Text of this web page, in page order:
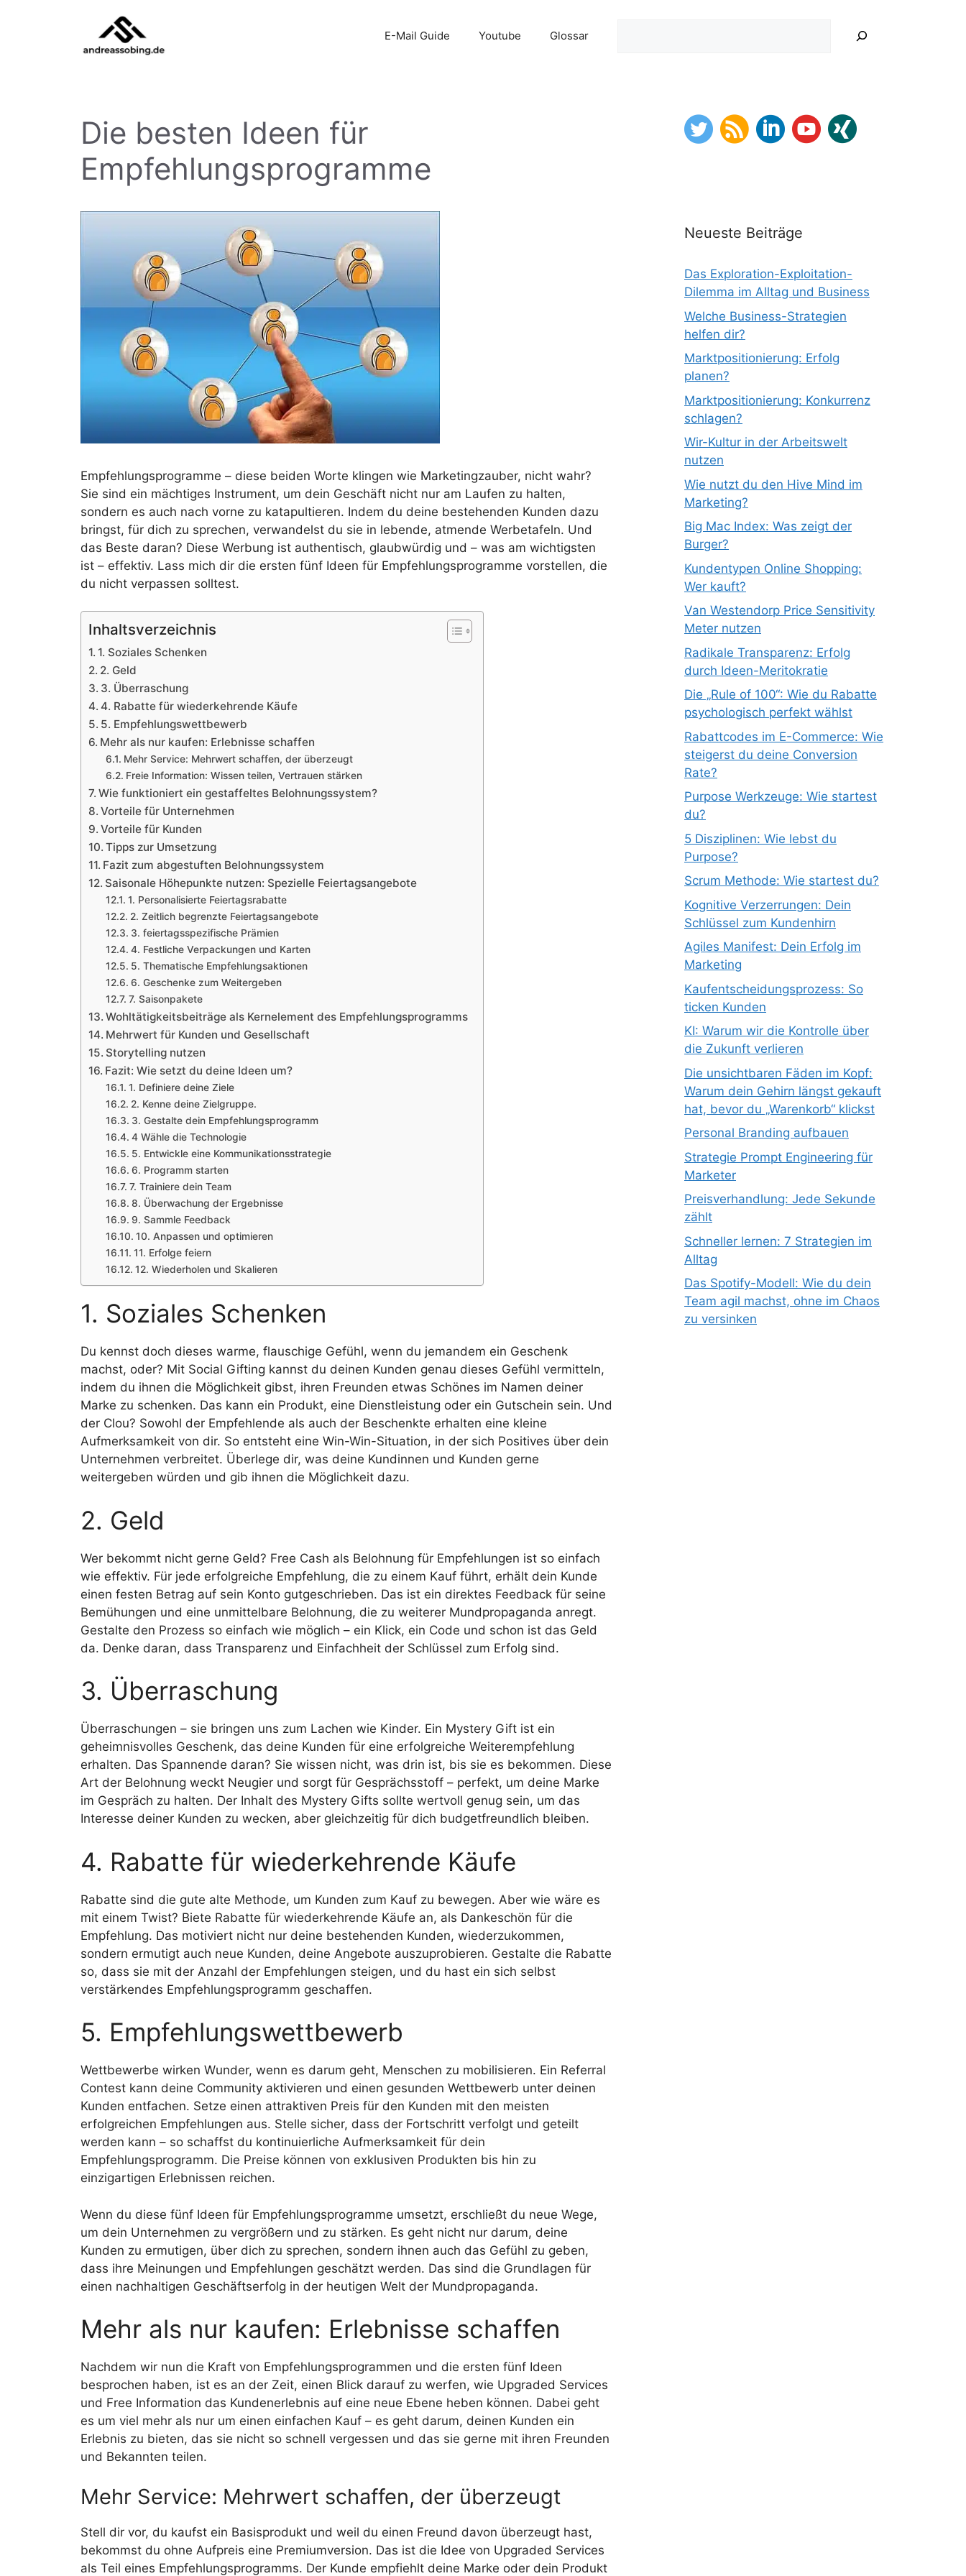
E-Mail Guide Youtube Glossar
Die besten Ideen für
Empfehlungsprogramme
Empfehlungsprogramme – diese beiden Worte klingen wie Marketingzauber, nicht wahr?
Sie sind ein mächtiges Instrument, um dein Geschäft nicht nur am Laufen zu halten,
sondern es auch nach vorne zu katapultieren. Indem du deine bestehenden Kunden dazu
bringst, für dich zu sprechen, verwandelst du sie in lebende, atmende Werbetafeln. Und
das Beste daran? Diese Werbung ist authentisch, glaubwürdig und – was am wichtigsten
ist – effektiv. Lass mich dir die ersten fünf Ideen für Empfehlungsprogramme vorstellen, die
du nicht verpassen solltest.
Inhaltsverzeichnis
1. Soziales Schenken
2. Geld
3. Überraschung
4. Rabatte für wiederkehrende Käufe
5. Empfehlungswettbewerb
Mehr als nur kaufen: Erlebnisse schaffen
Mehr Service: Mehrwert schaffen, der überzeugt
Freie Information: Wissen teilen, Vertrauen stärken
Wie funktioniert ein gestaffeltes Belohnungssystem?
Vorteile für Unternehmen
Vorteile für Kunden
Tipps zur Umsetzung
Fazit zum abgestuften Belohnungssystem
Saisonale Höhepunkte nutzen: Spezielle Feiertagsangebote
1. Personalisierte Feiertagsrabatte
2. Zeitlich begrenzte Feiertagsangebote
3. feiertagsspezifische Prämien
4. Festliche Verpackungen und Karten
5. Thematische Empfehlungsaktionen
6. Geschenke zum Weitergeben
7. Saisonpakete
Wohltätigkeitsbeiträge als Kernelement des Empfehlungsprogramms
Mehrwert für Kunden und Gesellschaft
Storytelling nutzen
Fazit: Wie setzt du deine Ideen um?
1. Definiere deine Ziele
2. Kenne deine Zielgruppe.
3. Gestalte dein Empfehlungsprogramm
4 Wähle die Technologie
5. Entwickle eine Kommunikationsstrategie
6. Programm starten
7. Trainiere dein Team
8. Überwachung der Ergebnisse
9. Sammle Feedback
10. Anpassen und optimieren
11. Erfolge feiern
12. Wiederholen und Skalieren
1. Soziales Schenken
Du kennst doch dieses warme, flauschige Gefühl, wenn du jemandem ein Geschenk
machst, oder? Mit Social Gifting kannst du deinen Kunden genau dieses Gefühl vermitteln,
indem du ihnen die Möglichkeit gibst, ihren Freunden etwas Schönes im Namen deiner
Marke zu schenken. Das kann ein Produkt, eine Dienstleistung oder ein Gutschein sein. Und
der Clou? Sowohl der Empfehlende als auch der Beschenkte erhalten eine kleine
Aufmerksamkeit von dir. So entsteht eine Win-Win-Situation, in der sich Positives über dein
Unternehmen verbreitet. Überlege dir, was deine Kundinnen und Kunden gerne
weitergeben würden und gib ihnen die Möglichkeit dazu.
2. Geld
Wer bekommt nicht gerne Geld? Free Cash als Belohnung für Empfehlungen ist so einfach
wie effektiv. Für jede erfolgreiche Empfehlung, die zu einem Kauf führt, erhält dein Kunde
einen festen Betrag auf sein Konto gutgeschrieben. Das ist ein direktes Feedback für seine
Bemühungen und eine unmittelbare Belohnung, die zu weiterer Mundpropaganda anregt.
Gestalte den Prozess so einfach wie möglich – ein Klick, ein Code und schon ist das Geld
da. Denke daran, dass Transparenz und Einfachheit der Schlüssel zum Erfolg sind.
3. Überraschung
Überraschungen – sie bringen uns zum Lachen wie Kinder. Ein Mystery Gift ist ein
geheimnisvolles Geschenk, das deine Kunden für eine erfolgreiche Weiterempfehlung
erhalten. Das Spannende daran? Sie wissen nicht, was drin ist, bis sie es bekommen. Diese
Art der Belohnung weckt Neugier und sorgt für Gesprächsstoff – perfekt, um deine Marke
im Gespräch zu halten. Der Inhalt des Mystery Gifts sollte wertvoll genug sein, um das
Interesse deiner Kunden zu wecken, aber gleichzeitig für dich budgetfreundlich bleiben.
4. Rabatte für wiederkehrende Käufe
Rabatte sind die gute alte Methode, um Kunden zum Kauf zu bewegen. Aber wie wäre es
mit einem Twist? Biete Rabatte für wiederkehrende Käufe an, als Dankeschön für die
Empfehlung. Das motiviert nicht nur deine bestehenden Kunden, wiederzukommen,
sondern ermutigt auch neue Kunden, deine Angebote auszuprobieren. Gestalte die Rabatte
so, dass sie mit der Anzahl der Empfehlungen steigen, und du hast ein sich selbst
verstärkendes Empfehlungsprogramm geschaffen.
5. Empfehlungswettbewerb
Wettbewerbe wirken Wunder, wenn es darum geht, Menschen zu mobilisieren. Ein Referral
Contest kann deine Community aktivieren und einen gesunden Wettbewerb unter deinen
Kunden entfachen. Setze einen attraktiven Preis für den Kunden mit den meisten
erfolgreichen Empfehlungen aus. Stelle sicher, dass der Fortschritt verfolgt und geteilt
werden kann – so schaffst du kontinuierliche Aufmerksamkeit für dein
Empfehlungsprogramm. Die Preise können von exklusiven Produkten bis hin zu
einzigartigen Erlebnissen reichen.
Wenn du diese fünf Ideen für Empfehlungsprogramme umsetzt, erschließt du neue Wege,
um dein Unternehmen zu vergrößern und zu stärken. Es geht nicht nur darum, deine
Kunden zu ermutigen, über dich zu sprechen, sondern ihnen auch das Gefühl zu geben,
dass ihre Meinungen und Empfehlungen geschätzt werden. Das sind die Grundlagen für
einen nachhaltigen Geschäftserfolg in der heutigen Welt der Mundpropaganda.
Mehr als nur kaufen: Erlebnisse schaffen
Nachdem wir nun die Kraft von Empfehlungsprogrammen und die ersten fünf Ideen
besprochen haben, ist es an der Zeit, einen Blick darauf zu werfen, wie Upgraded Services
und Free Information das Kundenerlebnis auf eine neue Ebene heben können. Dabei geht
es um viel mehr als nur um einen einfachen Kauf – es geht darum, deinen Kunden ein
Erlebnis zu bieten, das sie nicht so schnell vergessen und das sie gerne mit ihren Freunden
und Bekannten teilen.
Mehr Service: Mehrwert schaffen, der überzeugt
Stell dir vor, du kaufst ein Basisprodukt und weil du einen Freund davon überzeugt hast,
bekommst du ohne Aufpreis eine Premiumversion. Das ist die Idee von Upgraded Services
als Teil eines Empfehlungsprogramms. Der Kunde empfiehlt deine Marke oder dein Produkt
Neueste Beiträge
Das Exploration-Exploitation-
Dilemma im Alltag und Business
Welche Business-Strategien
helfen dir?
Marktpositionierung: Erfolg
planen?
Marktpositionierung: Konkurrenz
schlagen?
Wir-Kultur in der Arbeitswelt
nutzen
Wie nutzt du den Hive Mind im
Marketing?
Big Mac Index: Was zeigt der
Burger?
Kundentypen Online Shopping:
Wer kauft?
Van Westendorp Price Sensitivity
Meter nutzen
Radikale Transparenz: Erfolg
durch Ideen-Meritokratie
Die „Rule of 100“: Wie du Rabatte
psychologisch perfekt wählst
Rabattcodes im E-Commerce: Wie
steigerst du deine Conversion
Rate?
Purpose Werkzeuge: Wie startest
du?
5 Disziplinen: Wie lebst du
Purpose?
Scrum Methode: Wie startest du?
Kognitive Verzerrungen: Dein
Schlüssel zum Kundenhirn
Agiles Manifest: Dein Erfolg im
Marketing
Kaufentscheidungsprozess: So
ticken Kunden
KI: Warum wir die Kontrolle über
die Zukunft verlieren
Die unsichtbaren Fäden im Kopf:
Warum dein Gehirn längst gekauft
hat, bevor du „Warenkorb“ klickst
Personal Branding aufbauen
Strategie Prompt Engineering für
Marketer
Preisverhandlung: Jede Sekunde
zählt
Schneller lernen: 7 Strategien im
Alltag
Das Spotify-Modell: Wie du dein
Team agil machst, ohne im Chaos
zu versinken